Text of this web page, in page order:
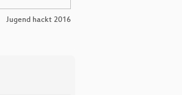
Jugend hackt 2016